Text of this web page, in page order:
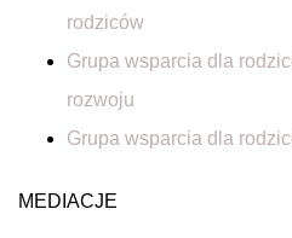
rodziców
Grupa wsparcia dla
rozwoju
Grupa wsparcia dla
MEDIACJE